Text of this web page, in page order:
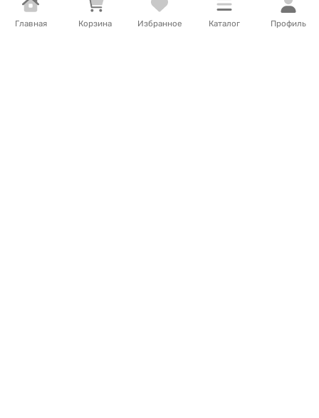
Главная Корзина Избранное Каталог Профиль